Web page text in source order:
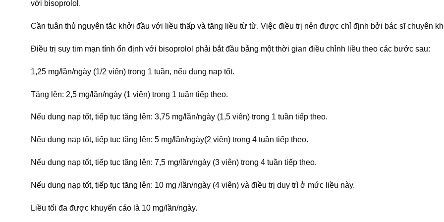
với bisoprolol.
Cần tuân thủ nguyên tắc khởi đầu với liều thấp và tăng liều từ từ. Việc điều trị nên được chỉ định bởi bác sĩ chuyên
Điều trị suy tim mạn tính ổn định với bisoprolol phải bắt đầu bằng một thời gian điều chỉnh liều theo các bước sau:
1,25 mg/lần/ngày (1/2 viên) trong 1 tuần, nếu dung nạp tốt.
Tăng lên: 2,5 mg/lần/ngày (1 viên) trong 1 tuần tiếp theo.
Nếu dung nạp tốt, tiếp tục tăng lên: 3,75 mg/lần/ngày (1,5 viên) trong 1 tuần tiếp theo.
Nếu dung nạp tốt, tiếp tục tăng lên: 5 mg/lần/ngày(2 viên) trong 4 tuần tiếp theo.
Nếu dung nạp tốt, tiếp tục tăng lên: 7,5 mg/lần/ngày (3 viên) trong 4 tuần tiếp theo.
Nếu dung nạp tốt, tiếp tục tăng lên: 10 mg /lần/ngày (4 viên) và điều trị duy trì ở mức liều này.
Liều tối đa được khuyến cáo là 10 mg/lần/ngày.